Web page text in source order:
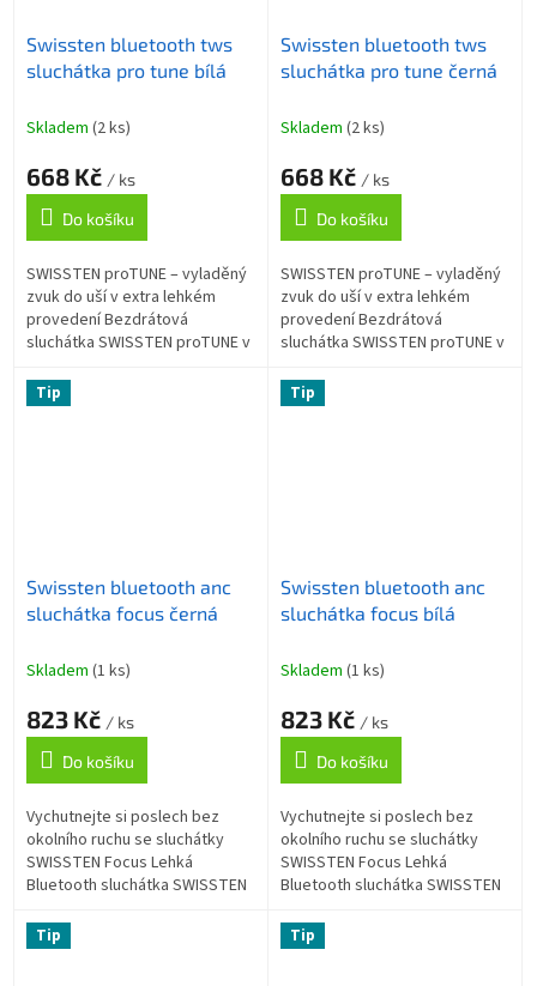
Swissten bluetooth tws
sluchátka pro tune bílá
Skladem (2 ks)
668 Kč / ks
Do košíku
SWISSTEN proTUNE – vyladěný
zvuk do uší v extra lehkém
provedení Bezdrátová
sluchátka SWISSTEN proTUNE v
určena pro komfortní poslech
na cestách....
Swissten bluetooth tws
sluchátka pro tune černá
Skladem (2 ks)
668 Kč / ks
Do košíku
SWISSTEN proTUNE – vyladěný
zvuk do uší v extra lehkém
provedení Bezdrátová
sluchátka SWISSTEN proTUNE v
určena pro komfortní poslech
na cestách....
Tip
Swissten bluetooth anc
sluchátka focus černá
Skladem (1 ks)
823 Kč / ks
Do košíku
Vychutnejte si poslech bez
okolního ruchu se sluchátky
SWISSTEN Focus Lehká
Bluetooth sluchátka SWISSTEN
jasný a čistý zvuk na cestách.
Disponuje...
Tip
Swissten bluetooth anc
sluchátka focus bílá
Skladem (1 ks)
823 Kč / ks
Do košíku
Vychutnejte si poslech bez
okolního ruchu se sluchátky
SWISSTEN Focus Lehká
Bluetooth sluchátka SWISSTEN
jasný a čistý zvuk na cestách.
Disponuje...
Tip Tip